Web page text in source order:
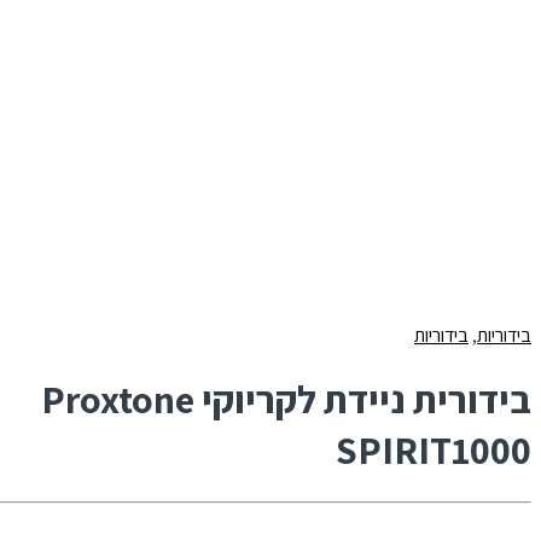
בידוריות,בידוריות
בידורית ניידת לקריוקי Proxtone
SPIRIT1000